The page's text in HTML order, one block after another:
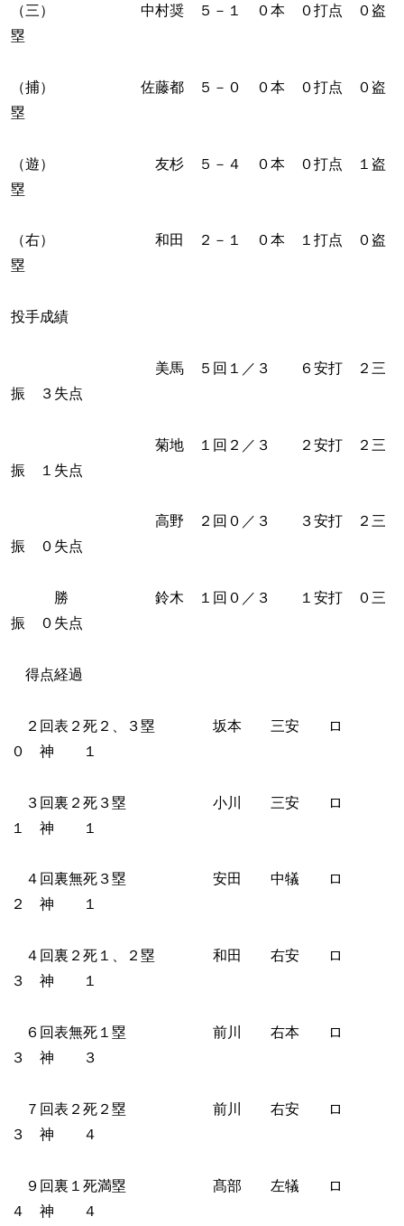
（三） 中村奨 ５－１ ０本 ０打点 ０盗
塁
（捕） 佐藤都 ５－０ ０本 ０打点 ０盗
塁
（遊） 友杉 ５－４ ０本 ０打点 １盗
塁
（右） 和田 ２－１ ０本 １打点 ０盗
塁
投手成績
美馬 ５回１／３ ６安打 ２三
振 ３失点
菊地 １回２／３ ２安打 ２三
振 １失点
高野 ２回０／３ ３安打 ２三
振 ０失点
勝 鈴木 １回０／３ １安打 ０三
振 ０失点
得点経過
２回表２死２、３塁 坂本 三安 ロ
０ 神 １
３回裏２死３塁 小川 三安 ロ
１ 神 １
４回裏無死３塁 安田 中犠 ロ
２ 神 １
４回裏２死１、２塁 和田 右安 ロ
３ 神 １
６回表無死１塁 前川 右本 ロ
３ 神 ３
７回表２死２塁 前川 右安 ロ
３ 神 ４
９回裏１死満塁 髙部 左犠 ロ
４ 神 ４